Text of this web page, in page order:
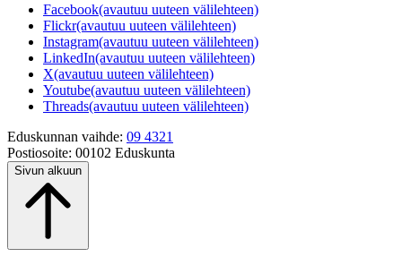
Facebook(avautuu uuteen välilehteen)
Flickr(avautuu uuteen välilehteen)
Instagram(avautuu uuteen välilehteen)
LinkedIn(avautuu uuteen välilehteen)
X(avautuu uuteen välilehteen)
Youtube(avautuu uuteen välilehteen)
Threads(avautuu uuteen välilehteen)
Eduskunnan vaihde: 09 4321
Postiosoite: 00102 Eduskunta
Sivun alkuun